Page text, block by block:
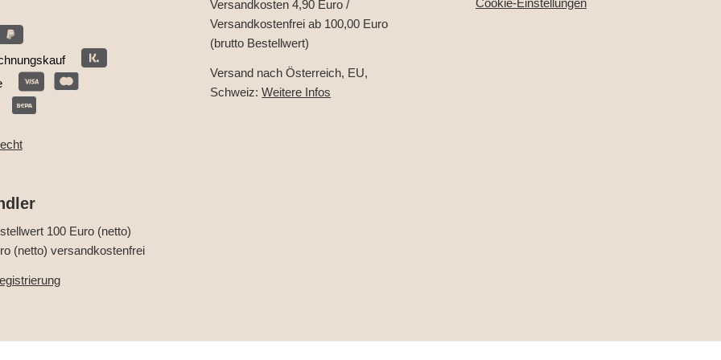
100 Euro (netto)
(netto) versandkostenfrei
Versandkosten 4,90 Euro /
Versandkostenfrei ab 100,00 Euro
(brutto Bestellwert)
Versand nach Österreich, EU,
Schweiz:Weitere Infos
Cookie-Einstellungen